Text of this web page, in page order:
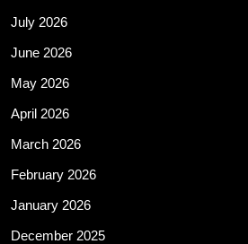
July 2026
June 2026
May 2026
April 2026
March 2026
February 2026
January 2026
December 2025